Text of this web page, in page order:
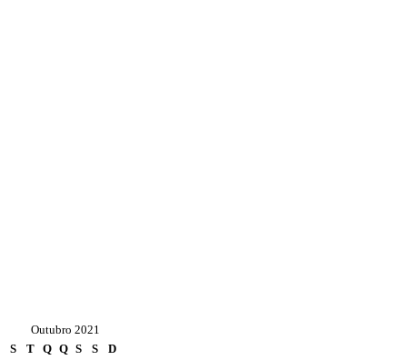
Outubro 2021
S
T Q Q S S
D